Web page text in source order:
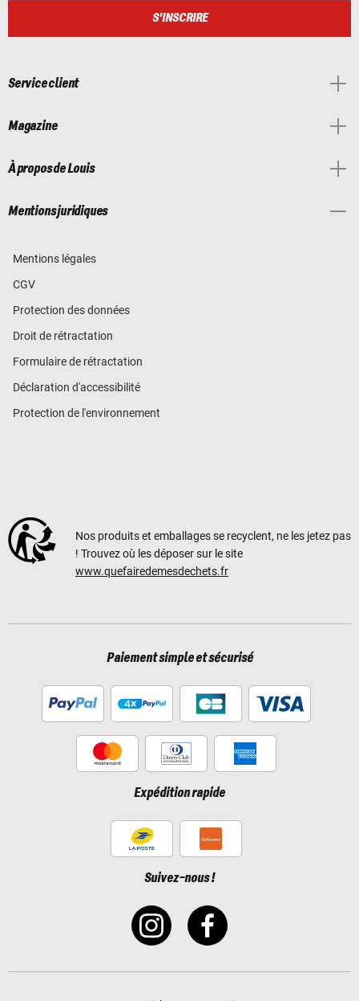
S'INSCRIRE
Service client
Magazine
À propos de Louis
Mentions juridiques
Mentions légales
CGV
Protection des données
Droit de rétractation
Formulaire de rétractation
Déclaration d'accessibilité
Protection de l'environnement
Nos produits et emballages se recyclent, ne les jetez pas
! Trouvez où les déposer sur le site
www.quefairedemesdechets.fr
Paiement simple et sécurisé
Expédition rapide
Suivez-nous !